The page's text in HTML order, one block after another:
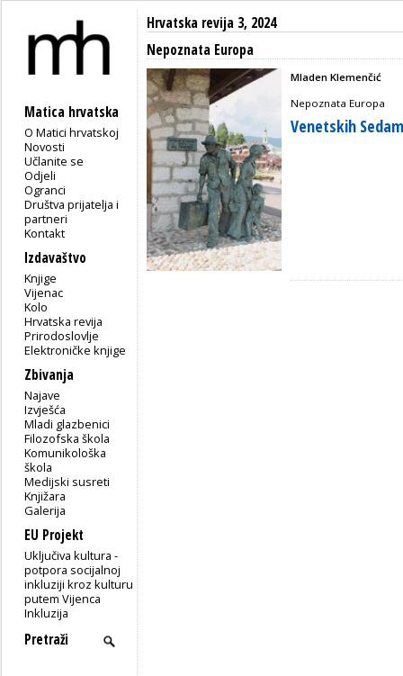
Matica hrvatska
O Matici hrvatskoj
Novosti
Učlanite se
Odjeli
Ogranci
Društva prijatelja i
partneri
Kontakt
Izdavaštvo
Knjige
Vijenac
Kolo
Hrvatska revija
Prirodoslovlje
Elektroničke knjige
Zbivanja
Najave
Izvješća
Mladi glazbenici
Filozofska škola
Komunikološka
škola
Medijski susreti
Knjižara
Galerija
EU Projekt
Uključiva kultura -
potpora socijalnoj
inkluziji kroz kulturu
putem Vijenca
Inkluzija
Hrvatska revija 3, 2024
Nepoznata Europa
Mladen Klemenčić
Nepoznata Europa
Venetskih